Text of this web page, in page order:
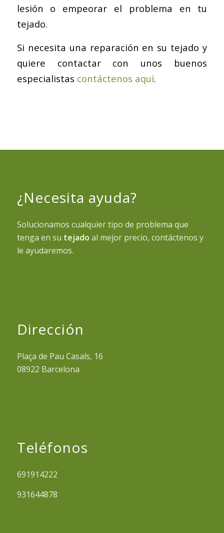
lesión o empeorar el problema en tu
tejado.
Si necesita una reparación en su tejado y
quiere contactar con unos buenos
especialistas contáctenos aquí.
¿Necesita ayuda?
Solucionamos cualquier tipo de problema que
tenga en su tejado al mejor precio, contáctenos y
le ayudaremos.
Dirección
Plaça de Pau Casals, 16
08922 Barcelona
Teléfonos
691914222
931644878